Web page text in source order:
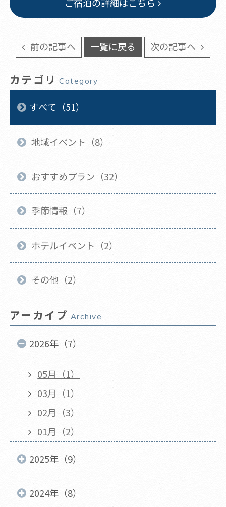
ご宿泊の詳細はこちら
前の記事へ 一覧に戻る 次の記事へ
カテゴリ Category
すべて（51）
地域イベント（8）
おすすめプラン（32）
季節情報（7）
ホテルイベント（2）
その他（2）
アーカイブ Archive
2026年（7）
05月（1）
03月（1）
02月（3）
01月（2）
2025年（9）
2024年（8）